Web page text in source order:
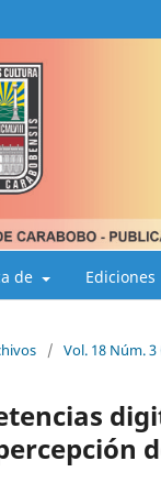
de Ediciones
/ Vol. 18 Núm. 3